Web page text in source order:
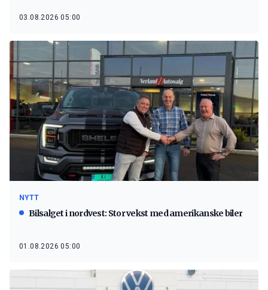
03.08.2026 05:00
NYTT
Bilsalget i nordvest: Stor vekst med amerikanske biler
01.08.2026 05:00